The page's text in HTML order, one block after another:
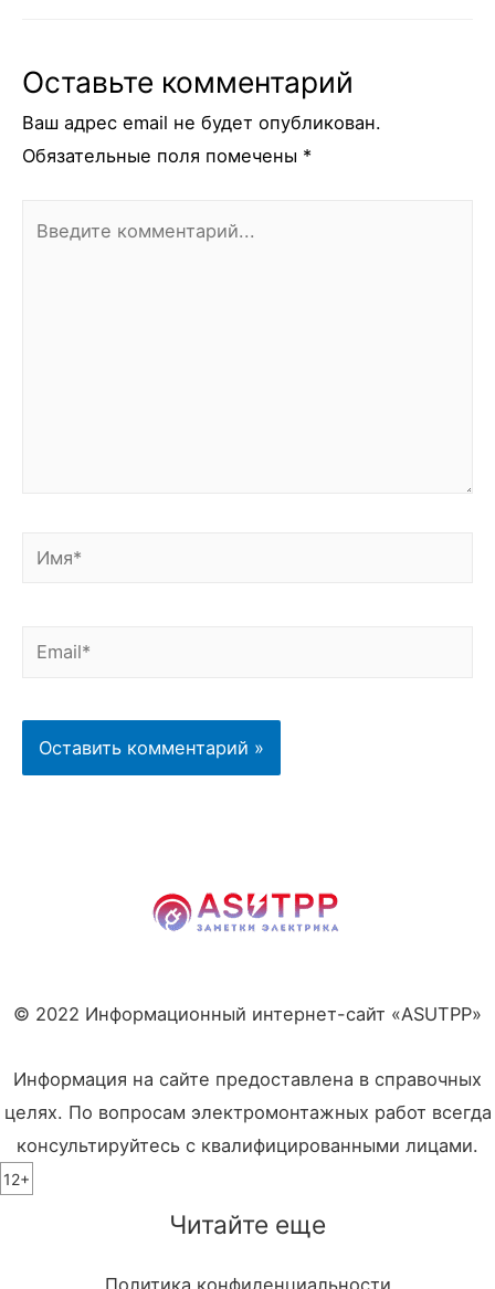
Оставьте комментарий
Ваш адрес email не будет опубликован.
Обязательные поля помечены *
комментарий...
Имя*
Email*
© 2022 Информационный интернет-сайт «ASUTPP»
Информация на сайте предоставлена в справочных
целях. По вопросам электромонтажных работ всегда
консультируйтесь с квалифицированными лицами.
12+
Читайте еще